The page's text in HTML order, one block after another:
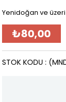
Yenidoğan ve
₺80,00
STOK KODU